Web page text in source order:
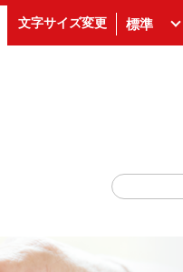
文字サイズ変更 標準